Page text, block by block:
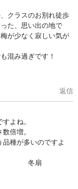
クラスのお別れ徒歩
た、思い出の地で
が少なく寂しい気が
混み過ぎです！
返信
よね。
倍増。
種が多いのですよ